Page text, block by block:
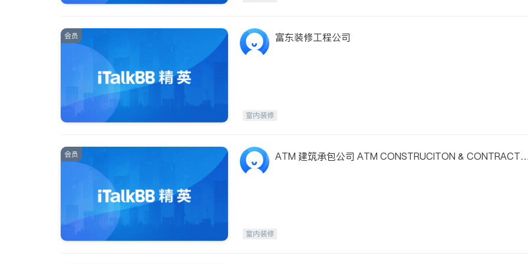
会员 富东装修工程公司
室内装修
会员
ATM 建筑承包公司 ATM CONSTRUCITON & CONTRACTIN
室内装修